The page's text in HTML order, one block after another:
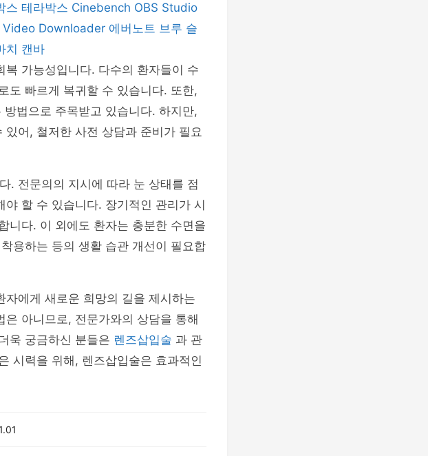
스 테라박스 Cinebench OBS Studio
Video Downloader 에버노트 브루 슬
치 캔바
가능성입니다. 다수의 환자들이 수
도 빠르게 복귀할 수 있습니다. 또한,
법으로 주목받고 있습니다. 하지만,
어, 철저한 사전 상담과 준비가 필요
. 전문의의 지시에 따라 눈 상태를 점
할 수 있습니다. 장기적인 관리가 시
니다. 이 외에도 환자는 충분한 수면을
용하는 등의 생활 습관 개선이 필요합
에게 새로운 희망의 길을 제시하는
아니므로, 전문가와의 상담을 통해
욱 궁금하신 분들은 렌즈삽입술 과 관
시력을 위해, 렌즈삽입술은 효과적인